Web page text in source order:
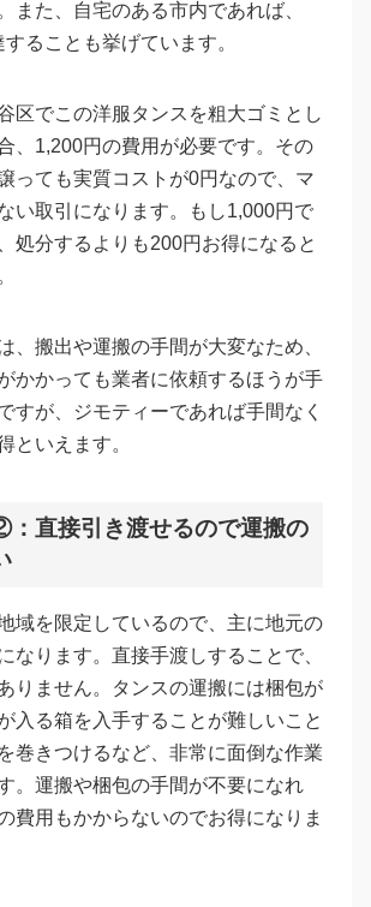
また、自宅のある市内であれば、
ることも挙げています。
区でこの洋服タンスを粗大ゴミとし
、1,200円の費用が必要です。その
っても実質コストが0円なので、マ
い取引になります。もし1,000円で
処分するよりも200円お得になると
、搬出や運搬の手間が大変なため、
かかっても業者に依頼するほうが手
すが、ジモティーであれば手間なく
といえます。
直接引き渡せるので運搬の
域を限定しているので、主に地元の
なります。直接手渡しすることで、
りません。タンスの運搬には梱包が
入る箱を入手することが難しいこと
巻きつけるなど、非常に面倒な作業
。運搬や梱包の手間が不要になれ
費用もかからないのでお得になりま